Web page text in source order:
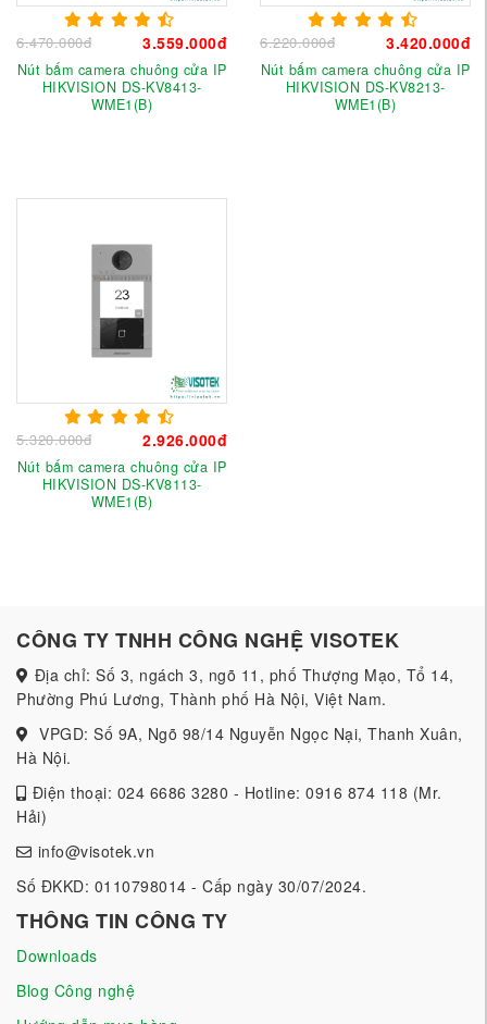
6.470.000đ 3.559.000đ
Nút bấm camera chuông cửa IP
HIKVISION DS-KV8413-
WME1(B)
6.220.000đ 3.420.000đ
Nút bấm camera chuông cửa IP
HIKVISION DS-KV8213-
WME1(B)
5.320.000đ 2.926.000đ
Nút bấm camera chuông cửa IP
HIKVISION DS-KV8113-
WME1(B)
CÔNG TY TNHH CÔNG NGHỆ VISOTEK
Địa chỉ: Số 3, ngách 3, ngõ 11, phố Thượng Mạo, Tổ 14,
Phường Phú Lương, Thành phố Hà Nội, Việt Nam.
VPGD: Số 9A, Ngõ 98/14 Nguyễn Ngọc Nại, Thanh Xuân,
Hà Nội.
Điện thoại: 024 6686 3280 - Hotline: 0916 874 118 (Mr.
Hải)
info@visotek.vn
Số ĐKKD: 0110798014 - Cấp ngày 30/07/2024.
THÔNG TIN CÔNG TY
Downloads
Blog Công nghệ